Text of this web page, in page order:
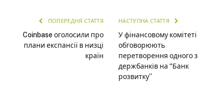
ПОПЕРЕДНЯ СТАТТЯ
Coinbase оголосили про
плани експансії в низці
країн
НАСТУПНА СТАТТЯ
У фінансовому комітеті
обговорюють
перетворення одного з
держбанків на “Банк
розвитку”